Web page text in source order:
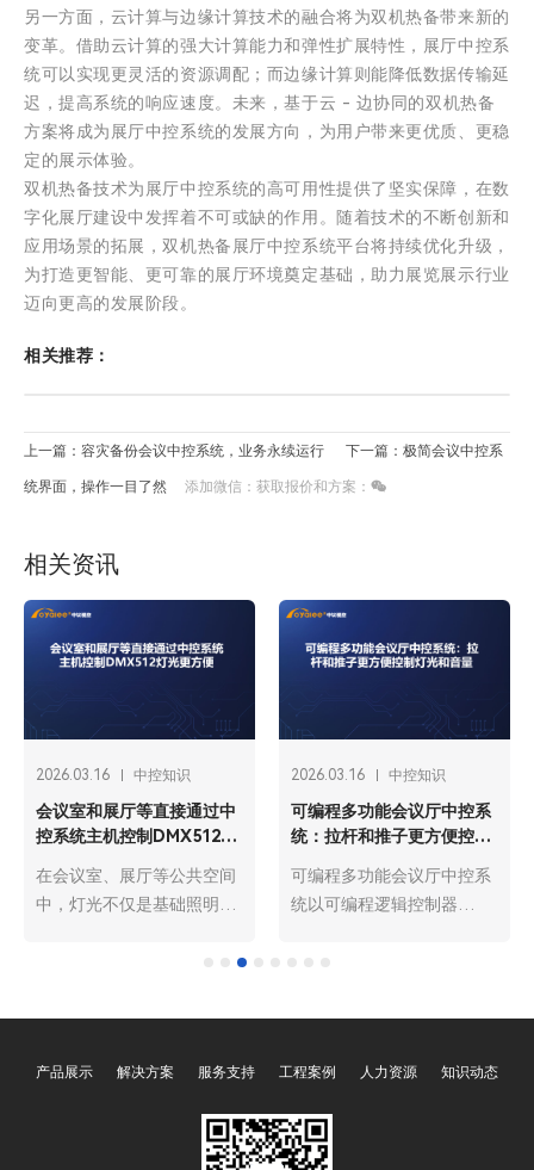
另一方面，云计算与边缘计算技术的融合将为双机热备带来新的
变革。借助云计算的强大计算能力和弹性扩展特性，展厅中控系
统可以实现更灵活的资源调配；而边缘计算则能降低数据传输延
迟，提高系统的响应速度。未来，基于云 - 边协同的双机热备
方案将成为展厅中控系统的发展方向，为用户带来更优质、更稳
定的展示体验。
双机热备技术为展厅中控系统的高可用性提供了坚实保障，在数
字化展厅建设中发挥着不可或缺的作用。随着技术的不断创新和
应用场景的拓展，双机热备展厅中控系统平台将持续优化升级，
为打造更智能、更可靠的展厅环境奠定基础，助力展览展示行业
迈向更高的发展阶段。
相关推荐：
上一篇：容灾备份会议中控系统，业务永续运行 下一篇：极简会议中控系
统界面，操作一目了然 添加微信：获取报价和方案：
相关资讯
中控知识
程多功能会议厅中控系
拉杆和推子更方便控制
程多功能会议厅中控系
可编程逻辑控制器
程，实现多设备的集中
企单位、高校、会展中
2026.03.16 中控知识
展厅网络中控系统的一键启
动和一键关闭
在数字化展厅快速发展的当
下，网络中控系统已成为展
键启动与一键关闭功能则是
日常运营的全流程。这两项
动，将分散的声、光、电设
决了传统展厅设备操作繁
琐、效率低下的痛点，既保
可编
能：
在物
场景
络、
产品展示 解决方案 服务支持 工程案例 人力资源 知识动态